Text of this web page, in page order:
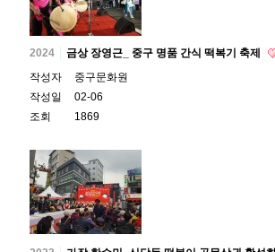
2024
금상 장영근_ 중구 명품 간식 떡복기 축제
작성자
중구문화원
작성일
02-06
조회
1869